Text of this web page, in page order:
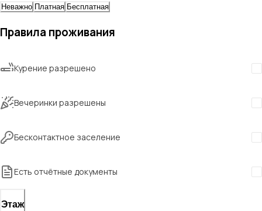
Неважно Платная Бесплатная
Правила проживания
Курение разрешено
Вечеринки разрешены
Бесконтактное заселение
Есть отчётные документы
Этаж